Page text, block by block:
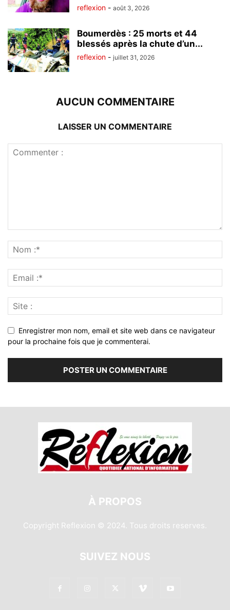
reflexion - août 3, 2026
Boumerdès : 25 morts et 44
blessés après la chute d’un...
reflexion - juillet 31, 2026
AUCUN COMMENTAIRE
LAISSER UN COMMENTAIRE
Enregistrer mon nom, email et site web dans ce navigateur
pour la prochaine fois que je commenterai.
À PROPOS
Copyright Reflexion © 2024. Tous droits reserves.
SUIVEZ NOUS